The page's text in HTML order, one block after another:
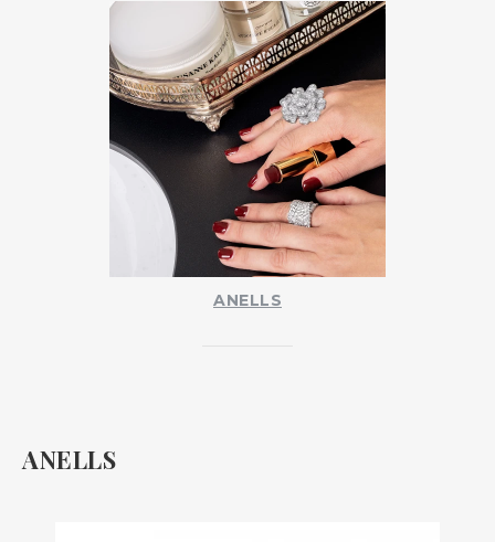
ANELLS
ANELLS